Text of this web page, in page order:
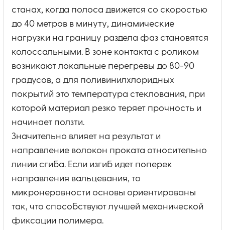
станах, когда полоса движется со скоростью
до 40 метров в минуту, динамические
нагрузки на границу раздела фаз становятся
колоссальными. В зоне контакта с роликом
возникают локальные перегревы до 80-90
градусов, а для поливинилхлоридных
покрытий это температура стеклования, при
которой материал резко теряет прочность и
начинает ползти.
Значительно влияет на результат и
направление волокон проката относительно
линии сгиба. Если изгиб идет поперек
направления вальцевания, то
микронеровности основы ориентированы
так, что способствуют лучшей механической
фиксации полимера.